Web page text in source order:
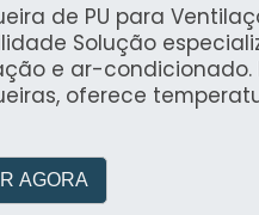
de PU para
Solução
e ar-condicionado.
oferece
e químicas,
superior em
AGORA